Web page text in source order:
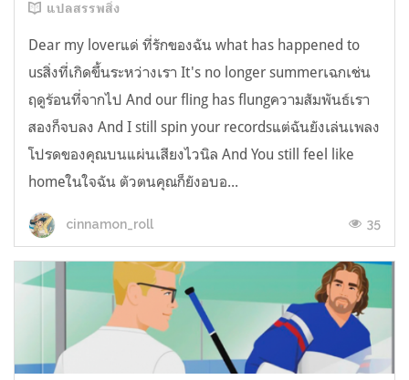
แปลสรรพสิ่ง
Dear my loverแด่ ที่รักของฉัน what has happened to
usสิ่งที่เกิดขึ้นระหว่างเรา It's no longer summerเฉกเช่น
ฤดูร้อนที่จากไป And our fling has flungความสัมพันธ์เรา
สองก็จบลง And I still spin your recordsแต่ฉันยังเล่นเพลง
โปรดของคุณบนแผ่นเสียงไวนิล And You still feel like
homeในใจฉัน ตัวตนคุณก็ยังอบอ...
cinnamon_roll 35